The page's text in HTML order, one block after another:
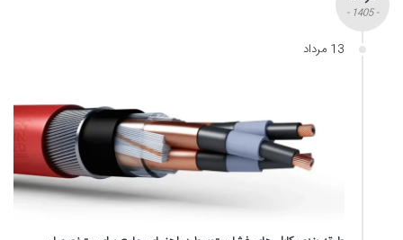
- 1405 -
13 مرداد